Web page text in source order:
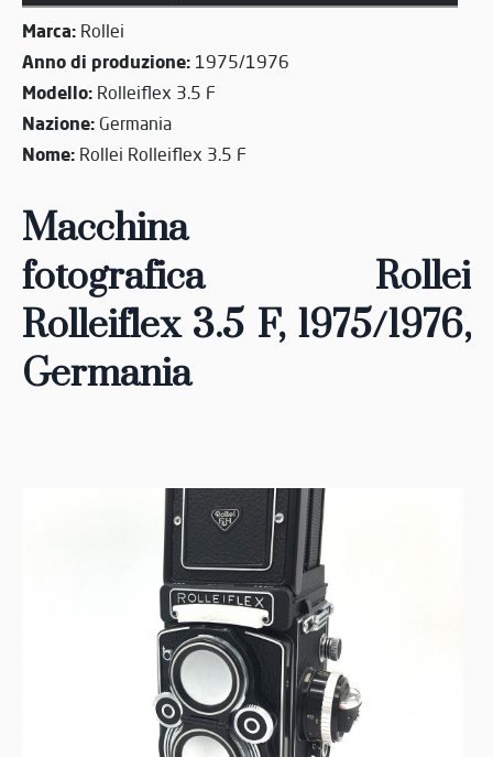
Marca: Rollei
Anno di produzione: 1975/1976
Modello: Rolleiflex 3.5 F
Nazione: Germania
Nome: Rollei Rolleiflex 3.5 F
Macchina
fotografica
Rollei
Rolleiflex 3.5 F, 1975/1976,
Germania